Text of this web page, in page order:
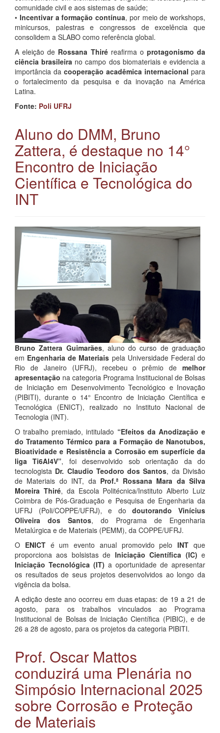
comunidade civil e aos sistemas de saúde;
• Incentivar a formação contínua, por meio de workshops,
minicursos, palestras e congressos de excelência que
consolidem a SLABO como referência global.
A eleição de Rossana Thiréreafirma o protagonismo da
ciência brasileira no campo dos biomateriais e evidencia a
importância da cooperação acadêmica internacional para
o fortalecimento da pesquisa e da inovação na América
Latina.
Fonte: Poli UFRJ
Aluno do DMM, Bruno
Zattera, é destaque no 14°
Encontro de Iniciação
Científica e Tecnológica do
INT
Bruno Zattera Guimarães, aluno do curso de graduação
em Engenharia de Materiais pela Universidade Federal do
Rio de Janeiro (UFRJ), recebeu o prêmio de melhor
apresentação na categoria Programa Institucional de Bolsas
de Iniciação em Desenvolvimento Tecnológico e Inovação
(PIBITI), durante o 14° Encontro de Iniciação Científica e
Tecnológica (ENICT), realizado no Instituto Nacional de
Tecnologia (INT).
O trabalho premiado, intitulado “Efeitos da Anodização e
do Tratamento Térmico para a Formação de Nanotubos,
Bioatividade e Resistência a Corrosão em superfície da
liga Ti6Al4V”, foi desenvolvido sob orientação da do
tecnologista Dr. Claudio Teodoro dos Santos, da Divisão
de Materiais do INT, da Prof.ª Rossana Mara da Silva
Moreira Thiré, da Escola Politécnica/Instituto Alberto Luiz
Coimbra de Pós-Graduação e Pesquisa de Engenharia da
UFRJ (Poli/COPPE/UFRJ), e dodoutorando Vinícius
Oliveira dos Santos, do Programa de Engenharia
Metalúrgica e de Materiais (PEMM), da COPPE/UFRJ.
O ENICTé um evento anual promovido peloINT que
proporciona aos bolsistas de Iniciação Científica (IC) e
Iniciação Tecnológica (IT) a oportunidade de apresentar
os resultados de seus projetos desenvolvidos ao longo da
vigência da bolsa.
A edição deste ano ocorreu em duas etapas: de 19 a 21 de
agosto, para os trabalhos vinculados ao Programa
Institucional de Bolsas de Iniciação Científica (PIBIC), e de
26 a 28 de agosto, para os projetos da categoria PIBITI.
Prof. Oscar Mattos
conduzirá uma Plenária no
Simpósio Internacional 2025
sobre Corrosão e Proteção
de Materiais